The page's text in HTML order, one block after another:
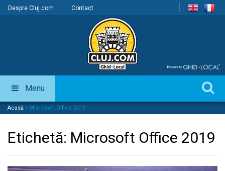
Despre Cluj.com Contact
Menu
Acasă » Microsoft Office 2019
Etichetă: Microsoft Office 2019